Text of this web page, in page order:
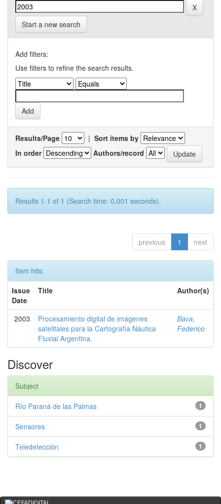
Start a new search
Add filters:
Use filters to refine the search results.
Results/Page | Sort items by
In order
Authors/record
Results 1-1 of 1 (Search time: 0.001 seconds).
previous 1 next
Item hits:
Issue
Date
Title Author(s)
2003
Procesamiento digital de imágenes
satelitales para la Cartografía Náutica
Fluvial Argentina.
Bava,
Federico
Discover
Subject
1
Río Paraná de las Palmas
1
Sensores
1
Teledetección